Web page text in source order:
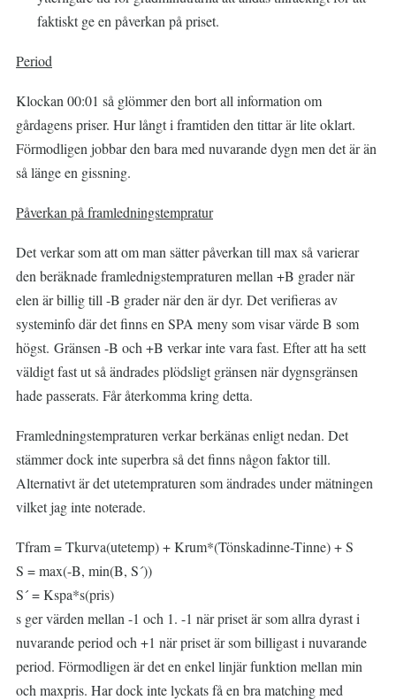
faktiskt ge en påverkan på priset.
Period
Klockan 00:01 så glömmer den bort all information om
gårdagens priser. Hur långt i framtiden den tittar är lite oklart.
Förmodligen jobbar den bara med nuvarande dygn men det är än
så länge en gissning.
Påverkan på framledningstempratur
Det verkar som att om man sätter påverkan till max så varierar
den beräknade framlednigstempraturen mellan +B grader när
elen är billig till -B grader när den är dyr. Det verifieras av
systeminfo där det finns en SPA meny som visar värde B som
högst. Gränsen -B och +B verkar inte vara fast. Efter att ha sett
väldigt fast ut så ändrades plödsligt gränsen när dygnsgränsen
hade passerats. Får återkomma kring detta.
Framledningstempraturen verkar berkänas enligt nedan. Det
stämmer dock inte superbra så det finns någon faktor till.
Alternativt är det utetempraturen som ändrades under mätningen
vilket jag inte noterade.
Tfram = Tkurva(utetemp) + Krum*(Tönskadinne-Tinne) + S
S = max(-B, min(B, S´))
S´ = Kspa*s(pris)
s ger värden mellan -1 och 1. -1 när priset är som allra dyrast i
nuvarande period och +1 när priset är som billigast i nuvarande
period. Förmodligen är det en enkel linjär funktion mellan min
och maxpris. Har dock inte lyckats få en bra matching med